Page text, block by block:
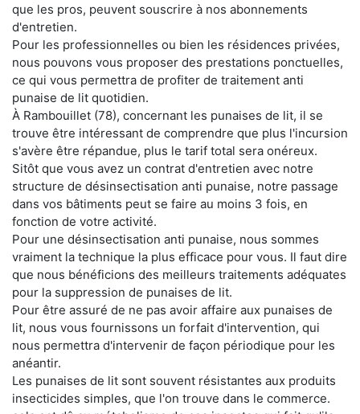
que les pros, peuvent souscrire à nos abonnements
d'entretien.
Pour les professionnelles ou bien les résidences privées,
nous pouvons vous proposer des prestations ponctuelles,
ce qui vous permettra de profiter de traitement anti
punaise de lit quotidien.
À Rambouillet (78), concernant les punaises de lit, il se
trouve être intéressant de comprendre que plus l'incursion
s'avère être répandue, plus le tarif total sera onéreux.
Sitôt que vous avez un contrat d'entretien avec notre
structure de désinsectisation anti punaise, notre passage
dans vos bâtiments peut se faire au moins 3 fois, en
fonction de votre activité.
Pour une désinsectisation anti punaise, nous sommes
vraiment la technique la plus efficace pour vous. Il faut dire
que nous bénéficions des meilleurs traitements adéquates
pour la suppression de punaises de lit.
Pour être assuré de ne pas avoir affaire aux punaises de
lit, nous vous fournissons un forfait d'intervention, qui
nous permettra d'intervenir de façon périodique pour les
anéantir.
Les punaises de lit sont souvent résistantes aux produits
insecticides simples, que l'on trouve dans le commerce.